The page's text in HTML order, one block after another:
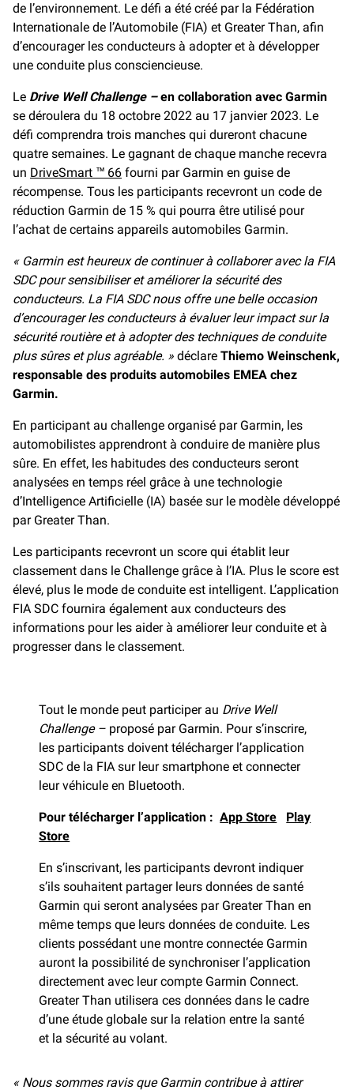
de l’environnement. Le défi a été créé par la Fédération
Internationale de l’Automobile (FIA) et Greater Than, afin
d’encourager les conducteurs à adopter et à développer
une conduite plus consciencieuse.
Le Drive Well Challenge –en collaboration avec Garmin
se déroulera du 18 octobre 2022 au 17 janvier 2023. Le
défi comprendra trois manches qui dureront chacune
quatre semaines. Le gagnant de chaque manche recevra
un DriveSmart ™ 66 fourni par Garmin en guise de
récompense. Tous les participants recevront un code de
réduction Garmin de 15 % qui pourra être utilisé pour
l’achat de certains appareils automobiles Garmin.
« Garmin est heureux de continuer à collaborer avec la FIA
SDC pour sensibiliser et améliorer la sécurité des
conducteurs. La FIA SDC nous offre une belle occasion
d’encourager les conducteurs à évaluer leur impact sur la
sécurité routière et à adopter des techniques de conduite
plus sûres et plus agréable. » déclare Thiemo Weinschenk,
responsable des produits automobiles EMEA chez
Garmin.
En participant au challenge organisé par Garmin, les
automobilistes apprendront à conduire de manière plus
sûre. En effet, les habitudes des conducteurs seront
analysées en temps réel grâce à une technologie
d’Intelligence Artificielle (IA) basée sur le modèle développé
par Greater Than.
Les participants recevront un score qui établit leur
classement dans le Challenge grâce à l’IA. Plus le score est
élevé, plus le mode de conduite est intelligent. L’application
FIA SDC fournira également aux conducteurs des
informations pour les aider à améliorer leur conduite et à
progresser dans le classement.
Tout le monde peut participer au Drive Well
Challenge – proposé par Garmin. Pour s’inscrire,
les participants doivent télécharger l’application
SDC de la FIA sur leur smartphone et connecter
leur véhicule en Bluetooth.
Pour télécharger l’application :App Store
Play
Store
En s’inscrivant, les participants devront indiquer
s’ils souhaitent partager leurs données de santé
Garmin qui seront analysées par Greater Than en
même temps que leurs données de conduite. Les
clients possédant une montre connectée Garmin
auront la possibilité de synchroniser l’application
directement avec leur compte Garmin Connect.
Greater Than utilisera ces données dans le cadre
d’une étude globale sur la relation entre la santé
et la sécurité au volant.
« Nous sommes ravis que Garmin contribue à attirer